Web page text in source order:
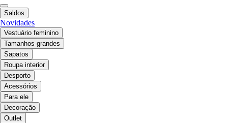
Saldos
Novidades
Vestuário feminino
Tamanhos grandes
Sapatos
Roupa interior
Desporto
Acessórios
Para ele
Decoração
Outlet